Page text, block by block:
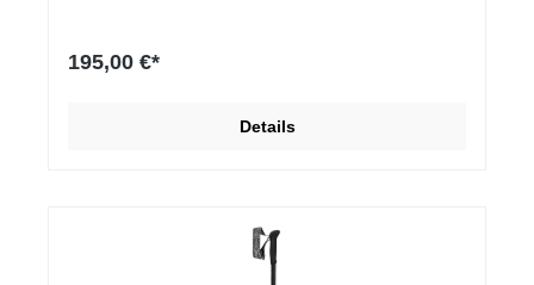
195,00 €*
Details